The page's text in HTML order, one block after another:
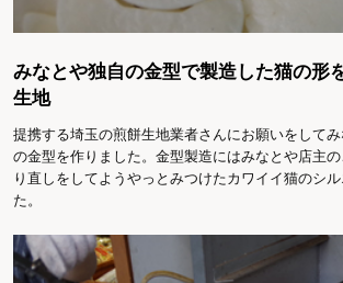
みなとや独自の金型で製造した猫の形
生地
提携する埼玉の煎餅生地業者さんにお願いをして
の金型を作りました。金型製造にはみなとや店主
り直しをしてようやっとみつけたカワイイ猫のシ
た。